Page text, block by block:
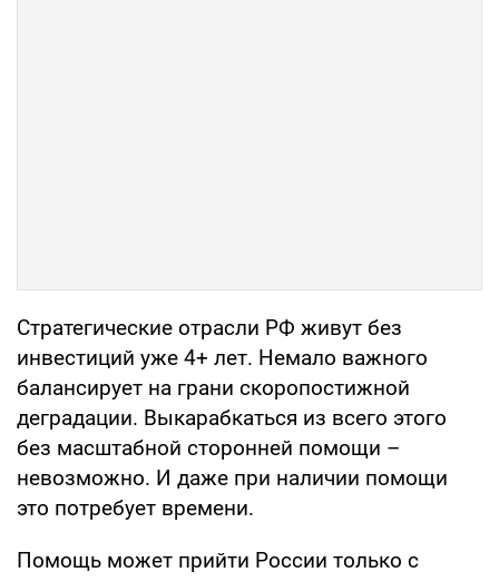
Стратегические отрасли РФ живут без
инвестиций уже 4+ лет. Немало важного
балансирует на грани скоропостижной
деградации. Выкарабкаться из всего этого
без масштабной сторонней помощи –
невозможно. И даже при наличии помощи
это потребует времени.
Помощь может прийти России только с